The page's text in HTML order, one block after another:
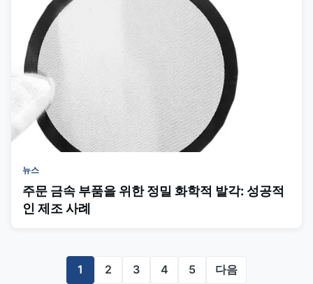
뉴스
주문 금속 부품을 위한 정밀 화학적 발각: 성공적
인 제조 사례
1 2 3 4 5 다음